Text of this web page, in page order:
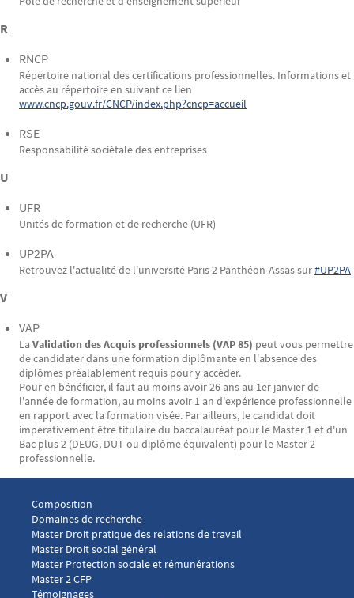
R
RNCP
Répertoire national des certifications professionnelles. Informations et
accès au répertoire en suivant ce lien
www.cncp.gouv.fr/CNCP/index.php?cncp=accueil
RSE
Responsabilité sociétale des entreprises
U
UFR
Unités de formation et de recherche (UFR)
UP2PA
Retrouvez l'actualité de l'université Paris 2 Panthéon-Assas sur#UP2PA
V
VAP
La Validation des Acquis professionnels (VAP 85) peut vous permettre
de candidater dans une formation diplômante en l'absence des
diplômes préalablement requis pour y accéder.
Pour en bénéficier, il faut au moins avoir 26 ans au 1er janvier de
l'année de formation, au moins avoir 1 an d'expérience professionnelle
en rapport avec la formation visée. Par ailleurs, le candidat doit
impérativement être titulaire du baccalauréat pour le Master 1 et d'un
Bac plus 2 (DEUG, DUT ou diplôme équivalent) pour le Master 2
professionnelle.
Menu footer Laboratoire droit social 1
Composition
Domaines de recherche
Master Droit pratique des relations de travail
Master Droit social général
Master Protection sociale et rémunérations
Master 2 CFP
Menu footer Laboratoire droit social 2
Témoignages